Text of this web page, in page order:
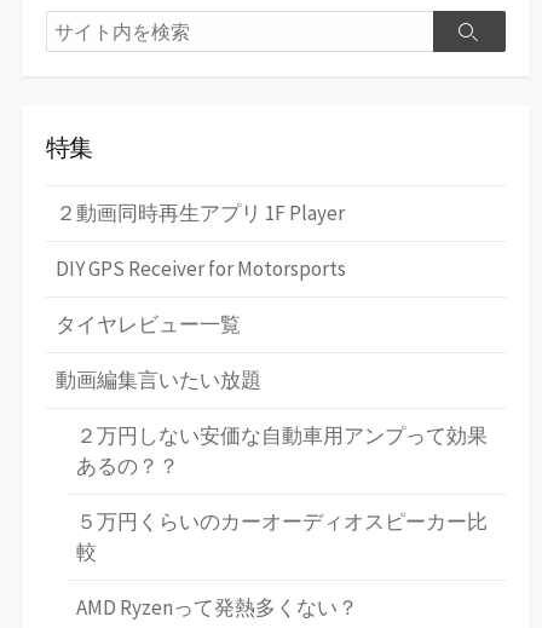
検
索
検
特集
２動画同時再生アプリ 1F Player
DIY GPS Receiver for Motorsports
タイヤレビュー一覧
動画編集言いたい放題
２万円しない安価な自動車用アンプって効果
あるの？？
５万円くらいのカーオーディオスピーカー比
較
AMD Ryzenって発熱多くない？